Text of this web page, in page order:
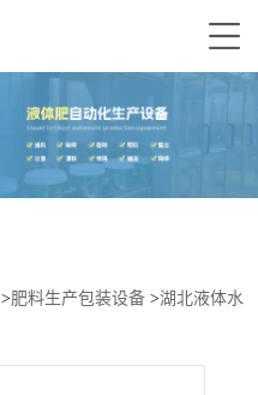
>肥料生产包装设备 >湖北液体水